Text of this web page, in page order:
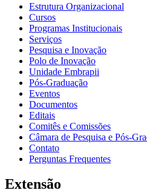
Estrutura Organizacional
Cursos
Programas Institucionais
Serviços
Pesquisa e Inovação
Polo de Inovação
Unidade Embrapii
Pós-Graduação
Eventos
Documentos
Editais
Comitês e Comissões
Câmara de Pesquisa e Pós-
Contato
Perguntas Frequentes
Extensão